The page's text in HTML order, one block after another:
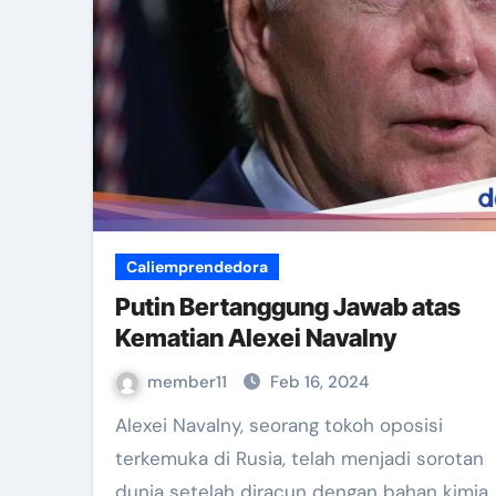
Evaluasi Pengawasan Makanan
Pemanfaatan Media Sosial
EVALUASI TEMPAT FASILITAS
On The Job Training Bidan
Senam Kader dan Launching
Penguatan Penyelenggaraan
Koordinasi Input Realisasi
Pertemuan Refresh
Workshop Pijat Baduta di Aula
Diskusi Dengan UNICEF
Menelusuri Kelezatan Bebek
Caliemprendedora
Putin Bertanggung Jawab atas
Kematian Alexei Navalny
member11 Feb 16, 2024
Alexei Navalny, seorang tokoh oposisi
terkemuka di Rusia, telah menjadi sorotan